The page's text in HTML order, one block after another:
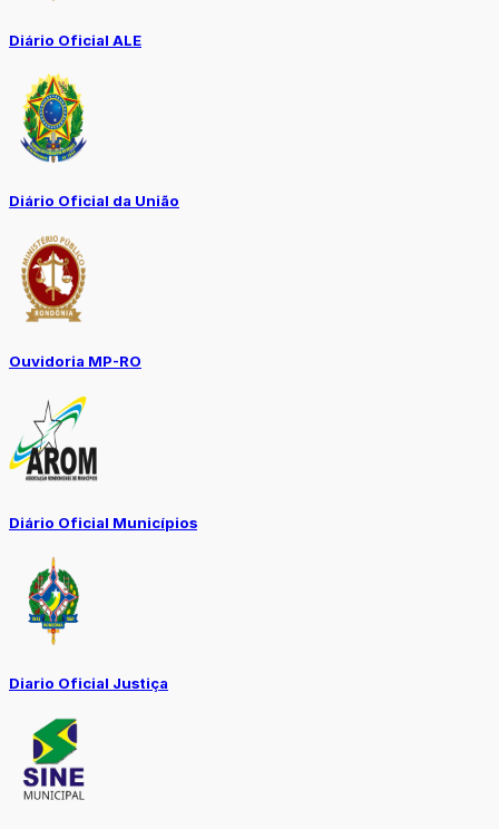
Diário Oficial ALE
Diário Oficial da União
Ouvidoria MP-RO
Diário Oficial Municípios
Diario Oficial Justiça